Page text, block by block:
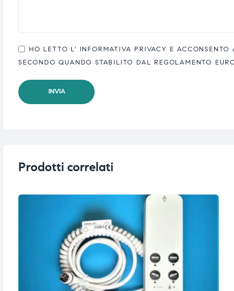
HO LETTO L' INFORMATIVA PRIVACY E
SECONDO QUANDO STABILITO DAL REGOLAMENTO
Prodotti correlati